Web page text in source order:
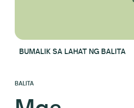
BUMALIK SA LAHAT NG BALITA
BALITA